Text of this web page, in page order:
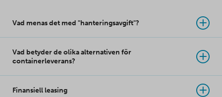
Vad menas det med "hanteringsavgift"?
Vad betyder de olika alternativen för
containerleverans?
Finansiell leasing